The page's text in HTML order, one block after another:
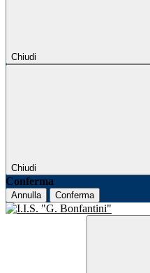
Chiudi
Chiudi
Conferma
Annulla Conferma